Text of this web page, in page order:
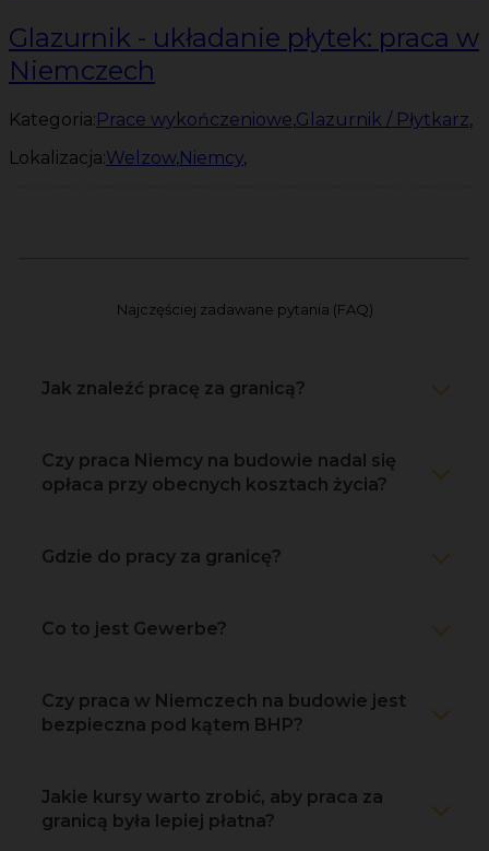
Glazurnik - układanie płytek: praca w
Niemczech
Kategoria:Prace wykończeniowe,Glazurnik / Płytkarz,
Lokalizacja:Welzow,Niemcy,
Najczęściej zadawane pytania (FAQ)
Jak znaleźć pracę za granicą?
Czy praca Niemcy na budowie nadal się
opłaca przy obecnych kosztach życia?
Gdzie do pracy za granicę?
Co to jest Gewerbe?
Czy praca w Niemczech na budowie jest
bezpieczna pod kątem BHP?
Jakie kursy warto zrobić, aby praca za
granicą była lepiej płatna?